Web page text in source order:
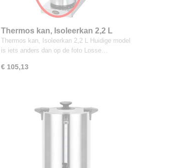
Thermos kan, Isoleerkan 2,2 L
Thermos kan, Isoleerkan 2,2 L Huidige model
is iets anders dan op de foto Losse…
€ 105,13